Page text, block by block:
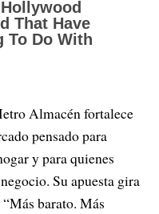
Almacén fortalece
pensado para
y para quienes
Su apuesta gira
barato. Más